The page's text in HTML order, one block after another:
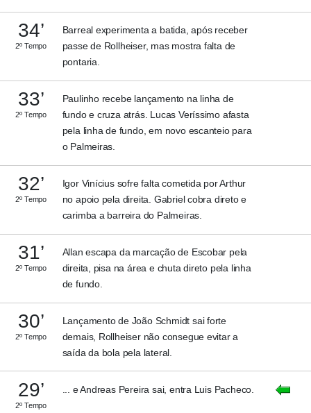
34’
2º Tempo
Barreal experimenta a batida, após receber
passe de Rollheiser, mas mostra falta de
pontaria.
33’
2º Tempo
Paulinho recebe lançamento na linha de
fundo e cruza atrás. Lucas Veríssimo afasta
pela linha de fundo, em novo escanteio para
o Palmeiras.
32’
2º Tempo
Igor Vinícius sofre falta cometida por Arthur
no apoio pela direita. Gabriel cobra direto e
carimba a barreira do Palmeiras.
31’
2º Tempo
Allan escapa da marcação de Escobar pela
direita, pisa na área e chuta direto pela linha
de fundo.
30’
2º Tempo
Lançamento de João Schmidt sai forte
demais, Rollheiser não consegue evitar a
saída da bola pela lateral.
29’
2º Tempo
... e Andreas Pereira sai, entra Luis Pacheco.